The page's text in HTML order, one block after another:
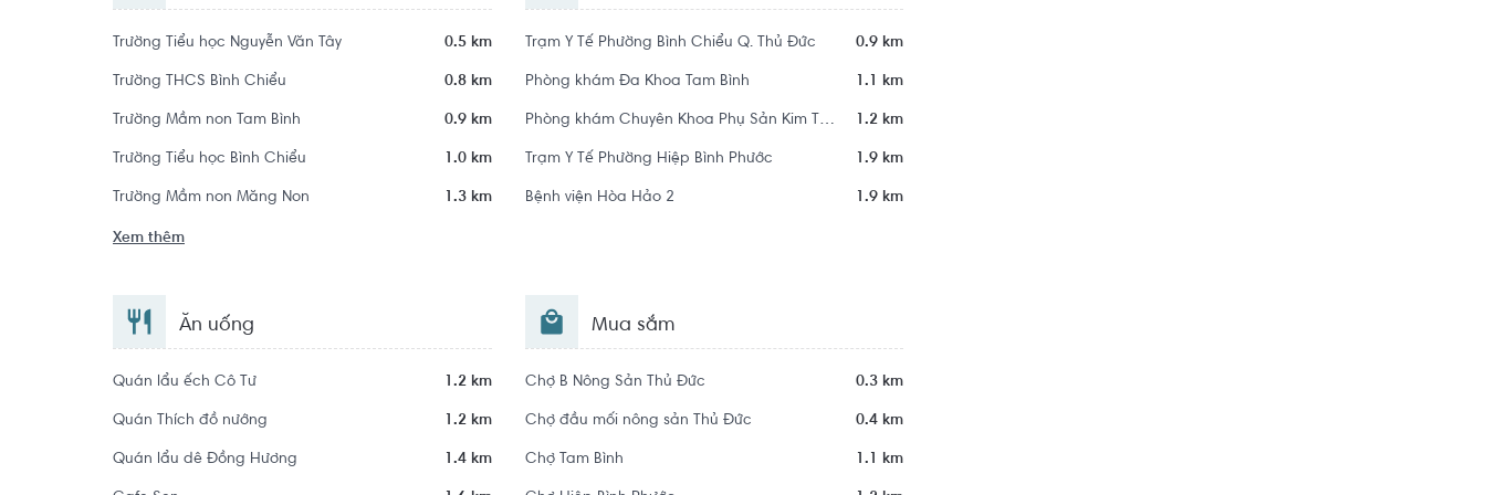
Trường Tiểu học Nguyễn Văn Tây 0.5 km
Trường THCS Bình Chiểu 0.8 km
Trường Mầm non Tam Bình 0.9 km
Trường Tiểu học Bình Chiểu 1.0 km
Trường Mầm non Măng Non 1.3 km
Xem thêm
Trạm Y Tế Phường Bình Chiểu Q. Thủ Đức 0.9 km
Phòng khám Đa Khoa Tam Bình 1.1 km
Phòng khám Chuyên Khoa Phụ Sản Kim Tính 1.2 km
Trạm Y Tế Phường Hiệp Bình Phước 1.9 km
Bệnh viện Hòa Hảo 2 1.9 km
Ăn uống
Quán lẩu ếch Cô Tư 1.2 km
Quán Thích đồ nướng 1.2 km
Quán lẩu dê Đồng Hương 1.4 km
Mua sắm
Chợ B Nông Sản Thủ Đức 0.3 km
Chợ đầu mối nông sản Thủ Đức 0.4 km
Chợ Tam Bình 1.1 km